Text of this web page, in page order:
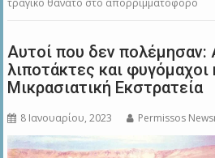
τραγικό θάνατο στο απορριμματοφόρο
Αυτοί που δεν πολέμησαν:
λιποτάκτες και φυγόμαχοι
Μικρασιατική Εκστρατεία
8 Ιανουαρίου, 2023 Permissos